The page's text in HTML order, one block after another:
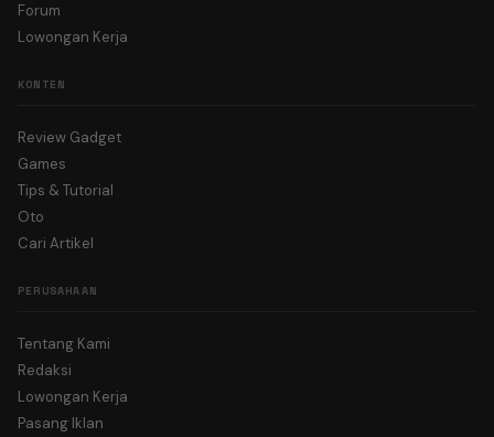
Forum
Lowongan Kerja
KONTEN
Review Gadget
Games
Tips & Tutorial
Oto
Cari Artikel
PERUSAHAAN
Tentang Kami
Redaksi
Lowongan Kerja
Pasang Iklan